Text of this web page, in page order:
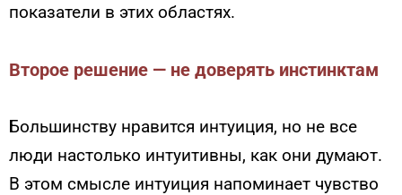
показатели в этих областях.
Второе решение — не доверять инстинктам
Большинству нравится интуиция, но не все
люди настолько интуитивны, как они думают.
В этом смысле интуиция напоминает чувство